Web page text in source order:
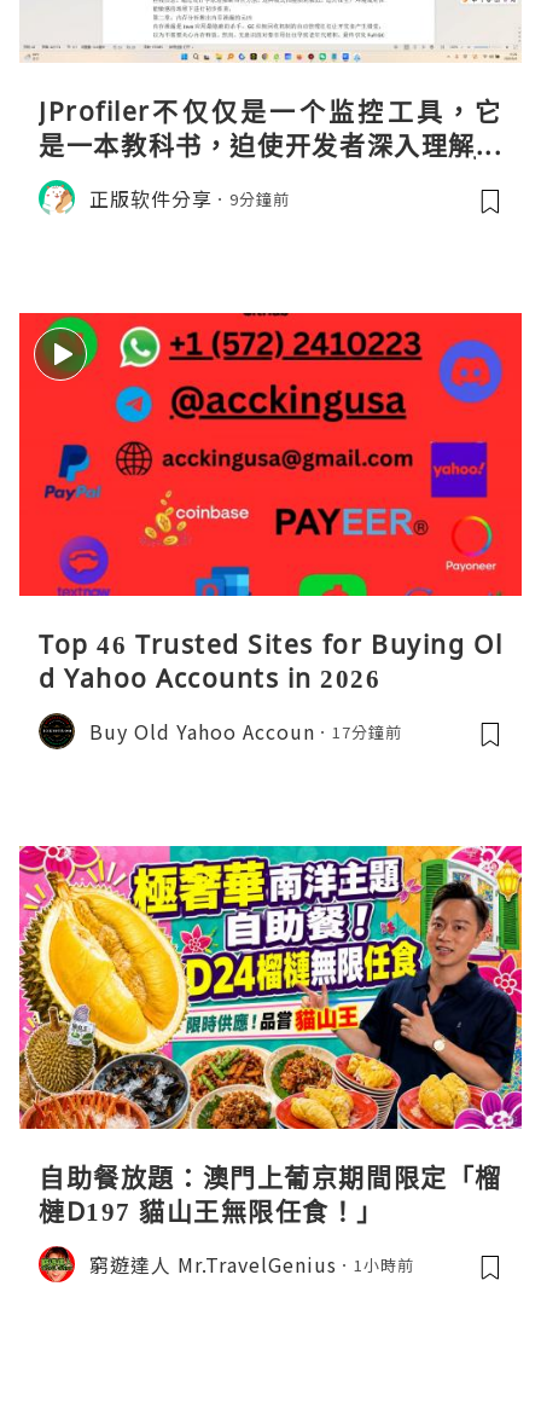
JProfiler不仅仅是一个监控工具，它
是一本教科书，迫使开发者深入理解JV
M的内存模型、垃圾回收机制和并发原
理。通过直观的可视化数据，它将抽象
正版软件分享 9分鐘前
Top 46 Trusted Sites for Buying Ol
d Yahoo Accounts in 2026
Buy Old Yahoo Accoun 17分鐘前
自助餐放題：澳門上葡京期間限定「榴
槤D197 貓山王無限任食！」
窮遊達人 Mr.TravelGenius 1小時前